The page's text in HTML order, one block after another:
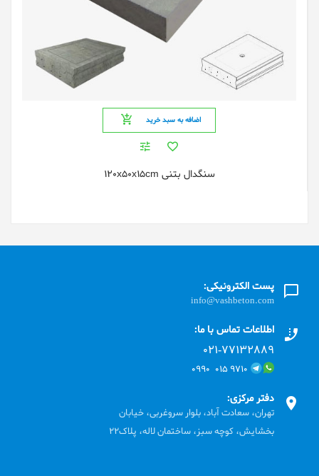
اضافه به سبد خرید
سنگدال بتنی 120x50x15cm
پست الکترونیکی:
info@vashbeton.com
اطلاعات تماس با ما:
۰۲۱-۷۷۱٣۲۸۸۹
۹۷۱۰ ۰۱۵ ۰۹۹۰
دفتر مرکزی:
تهران، سعادت آباد، بلوار سروغربی، خیابان
بخشایش، کوچه سبز، ساختمان لاله، پلاک22